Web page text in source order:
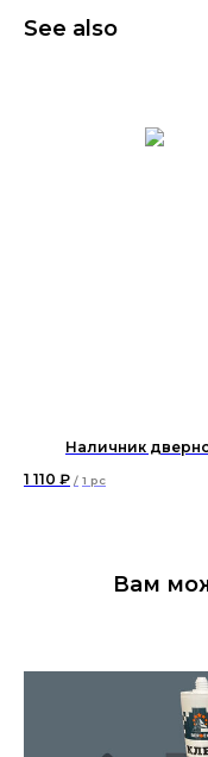
See also
Наличник
1 110 ₽ / 1 pc
Вам